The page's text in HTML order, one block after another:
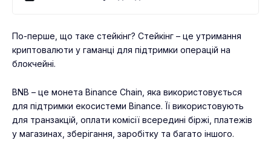
По-перше, що таке стейкінг? Стейкінг – це утримання
криптовалюти у гаманці для підтримки операцій на
блокчейні.
BNB – це монета Binance Chain, яка використовується
для підтримки екосистеми Binance. Її використовують
для транзакцій, оплати комісії всередині біржі, платежів
у магазинах, зберігання, заробітку та багато іншого.